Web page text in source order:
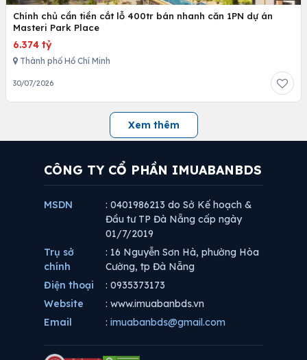
Chính chủ cần tiền cắt lỗ 400tr bán nhanh căn 1PN dự án
Masteri Park Place
6.374 tỷ
Thành phố Hồ Chí Minh
30/07/2026
Xem thêm
CÔNG TY CỔ PHẦN IMUABANBDS
MSDN
: 0401986213 do Sở Kế hoạch &
Đầu tư TP Đà Nẵng cấp ngày
01/7/2019
Trụ sở
chính
: 16 Nguyễn Sơn Hà, phường Hòa
Cường, tp Đà Nẵng
Điện thoại
: 0935373173
Website
: www.imuabanbds.vn
Email
: imuabanbds@gmail.com